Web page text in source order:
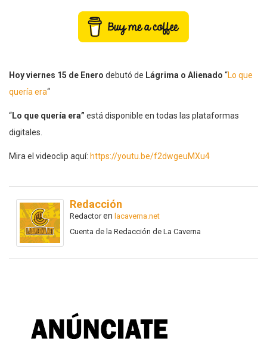
Hoy viernes 15 de Enero debutó de Lágrima o Alienado “Lo que
quería era“
“Lo que quería era” está disponible en todas las plataformas
digitales.
Mira el videoclip aquí: https://youtu.be/f2dwgeuMXu4
Redacción
Redactoren lacaverna.net
Cuenta de la Redacción de La Caverna